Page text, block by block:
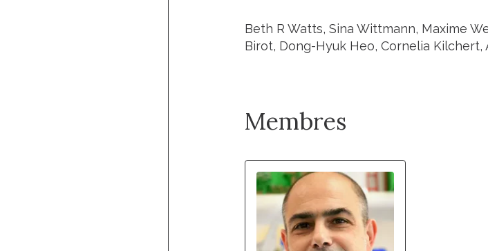
Beth R Watts, Sina Wittmann, Maxime
Birot, Dong-Hyuk Heo, Cornelia Kilchert,
Membres